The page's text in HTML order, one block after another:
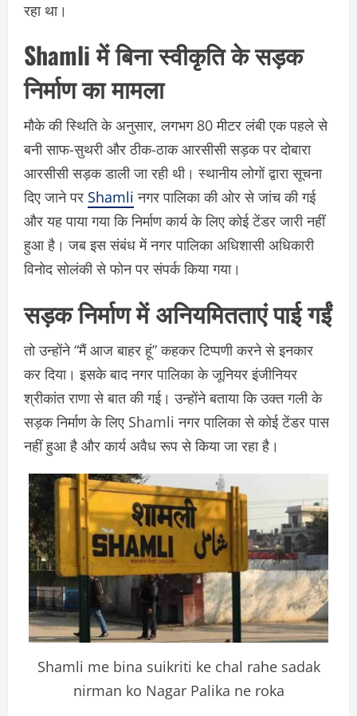
रहा था।
Shamli में बिना स्वीकृति के सड़क
निर्माण का मामला
मौके की स्थिति के अनुसार, लगभग 80 मीटर लंबी एक पहले से
बनी साफ-सुथरी और ठीक-ठाक आरसीसी सड़क पर दोबारा
आरसीसी सड़क डाली जा रही थी। स्थानीय लोगों द्वारा सूचना
दिए जाने पर Shamli नगर पालिका की ओर से जांच की गई
और यह पाया गया कि निर्माण कार्य के लिए कोई टेंडर जारी नहीं
हुआ है। जब इस संबंध में नगर पालिका अधिशासी अधिकारी
विनोद सोलंकी से फोन पर संपर्क किया गया।
सड़क निर्माण में अनियमितताएं पाई गईं
तो उन्होंने “मैं आज बाहर हूं” कहकर टिप्पणी करने से इनकार
कर दिया। इसके बाद नगर पालिका के जूनियर इंजीनियर
श्रीकांत राणा से बात की गई। उन्होंने बताया कि उक्त गली के
सड़क निर्माण के लिए Shamli नगर पालिका से कोई टेंडर पास
नहीं हुआ है और कार्य अवैध रूप से किया जा रहा है।
Shamli me bina suikriti ke chal rahe sadak
nirman ko Nagar Palika ne roka